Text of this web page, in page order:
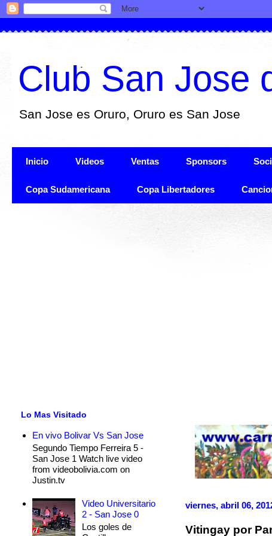
Club San Jose
San Jose es Oruro, Oruro es San Jose
Inicio Videos Ventas Sponsors
Copa Sudamericana Copa Libertadores
viernes, abril 06,
Vitingay por
Lo Mas Visitado
En vivo Bolivar Vs San Jose
Segundo Tiempo Ferreira 5 -
San Jose 1 Watch live video
from videobolivia.com on
Justin.tv
Video Universitario
2 - San Jose 0
Los goles de